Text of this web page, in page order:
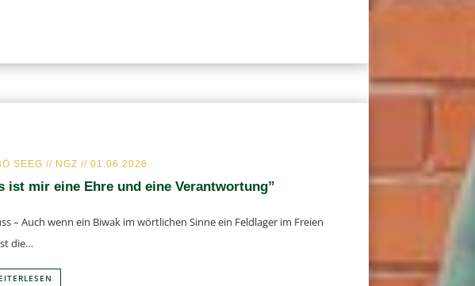
SEEG // NGZ // 01.06.2026
ist mir eine Ehre und eine Verantwortung”
– Auch wenn ein Biwak im wört­li­chen Sinne ein Feld­la­ger im Freien
die…